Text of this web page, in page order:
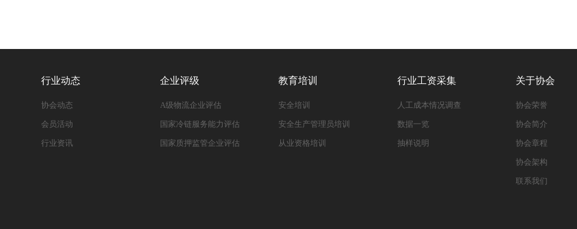
行业动态
协会动态
会员活动
行业资讯
企业评级
A级物流企业评估
国家冷链服务能力评估
国家质押监管企业评估
教育培训
安全培训
安全生产管理员培训
从业资格培训
行业工资采集
人工成本情况调查
数据一览
抽样说明
关于协会
协会荣誉
协会简介
协会章程
协会架构
联系我们